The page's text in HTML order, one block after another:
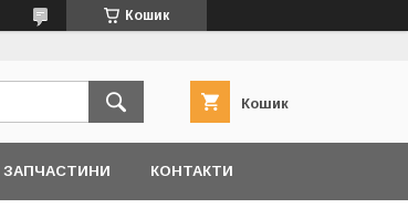
Кошик
Кошик
ЗАПЧАСТИНИ КОНТАКТИ